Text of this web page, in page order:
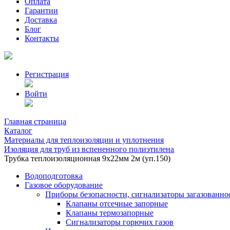
Гарантии
Доставка
Блог
Контакты
Регистрация
Войти
Главная страница
Каталог
Материалы для теплоизоляции и уплотнения
Изоляция для труб из вспененного полиэтилена
Трубка теплоизоляционная 9х22мм 2м (уп.150)
Водоподготовка
Газовое оборудование
Приборы безопасности, сигнализаторы
Клапаны отсечные запорные
Клапаны термозапорные
Сигнализаторы горючих газов